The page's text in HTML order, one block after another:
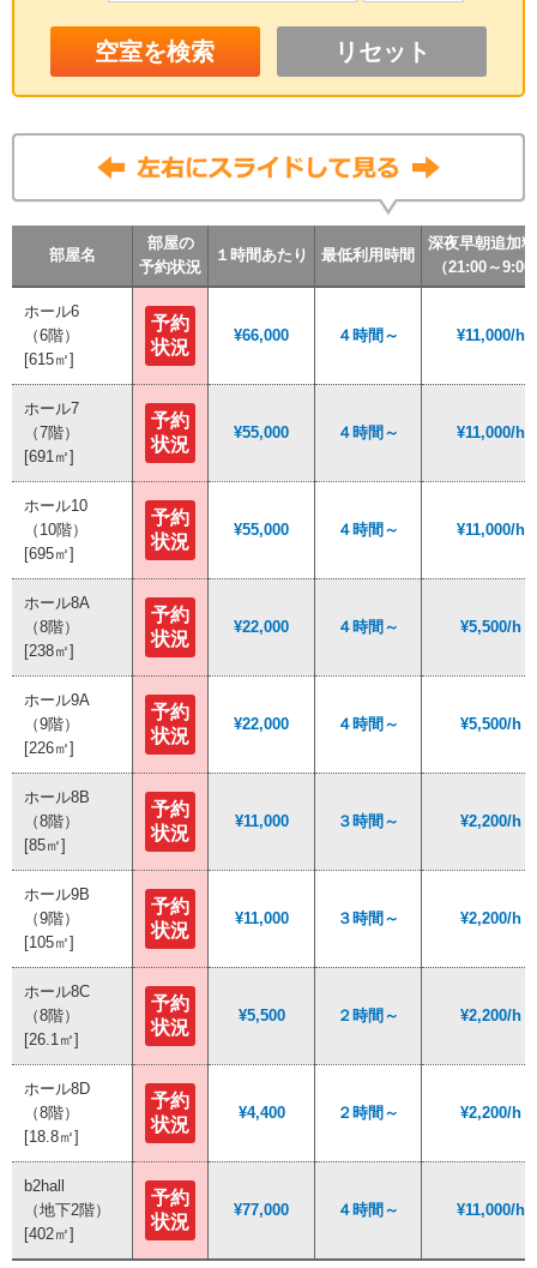
リセット
部屋名
部屋の
予約状況
１時間あたり 最低利用時間
深夜早朝追加
（21:00～9:00
部屋名
部屋の
予約状況
１時間あたり 最低利用時間
深夜早朝追加
（21:00～9:00
部屋名
部屋の
予約状況
１時間あたり 最低利用時間
深夜早朝追加
（21:00～9:00
ホール6
（6階）
[615㎡]
予約
状況
¥66,000 ４時間～ ¥11,000/h
ホール7
（7階）
[691㎡]
予約
状況
¥55,000 ４時間～ ¥11,000/h
ホール10
（10階）
[695㎡]
予約
状況
¥55,000 ４時間～ ¥11,000/h
ホール8A
（8階）
[238㎡]
予約
状況
¥22,000 ４時間～ ¥5,500/h
ホール9A
（9階）
[226㎡]
予約
状況
¥22,000 ４時間～ ¥5,500/h
ホール8B
（8階）
[85㎡]
予約
状況
¥11,000 ３時間～ ¥2,200/h
ホール9B
（9階）
[105㎡]
予約
状況
¥11,000 ３時間～ ¥2,200/h
ホール8C
（8階）
[26.1㎡]
予約
状況
¥5,500 ２時間～ ¥2,200/h
ホール8D
（8階）
[18.8㎡]
予約
状況
¥4,400 ２時間～ ¥2,200/h
b2hall
（地下2階）
[402㎡]
予約
状況
¥77,000 ４時間～ ¥11,000/h
部屋名
部屋の
予約状況
１時間あたり 最低利用時間
深夜早朝追加
（21:00～9:00
ホール6
（6階）
[615㎡]
予約
状況
¥66,000 ４時間～ ¥11,000/h
ホール7
（7階）
[691㎡]
予約
状況
¥55,000 ４時間～ ¥11,000/h
ホール10
（10階）
[695㎡]
予約
状況
¥55,000 ４時間～ ¥11,000/h
ホール8A
（8階）
[238㎡]
予約
状況
¥22,000 ４時間～ ¥5,500/h
ホール9A
（9階）
[226㎡]
予約
状況
¥22,000 ４時間～ ¥5,500/h
ホール8B
（8階）
[85㎡]
予約
状況
¥11,000 ３時間～ ¥2,200/h
ホール9B
（9階）
[105㎡]
予約
状況
¥11,000 ３時間～ ¥2,200/h
ホール8C
（8階）
[26.1㎡]
予約
状況
¥5,500 ２時間～ ¥2,200/h
ホール8D
（8階）
[18.8㎡]
予約
状況
¥4,400 ２時間～ ¥2,200/h
b2hall
（地下2階）
[402㎡]
予約
状況
¥77,000 ４時間～ ¥11,000/h